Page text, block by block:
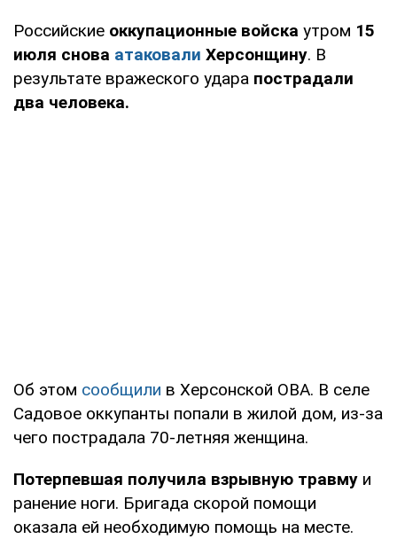
Российские оккупационные войска утром 15
июля снова атаковали Херсонщину. В
результате вражеского удара пострадали
два человека.
Об этом сообщили в Херсонской ОВА. В селе
Садовое оккупанты попали в жилой дом, из-за
чего пострадала 70-летняя женщина.
Потерпевшая получила взрывную травму и
ранение ноги. Бригада скорой помощи
оказала ей необходимую помощь на месте.